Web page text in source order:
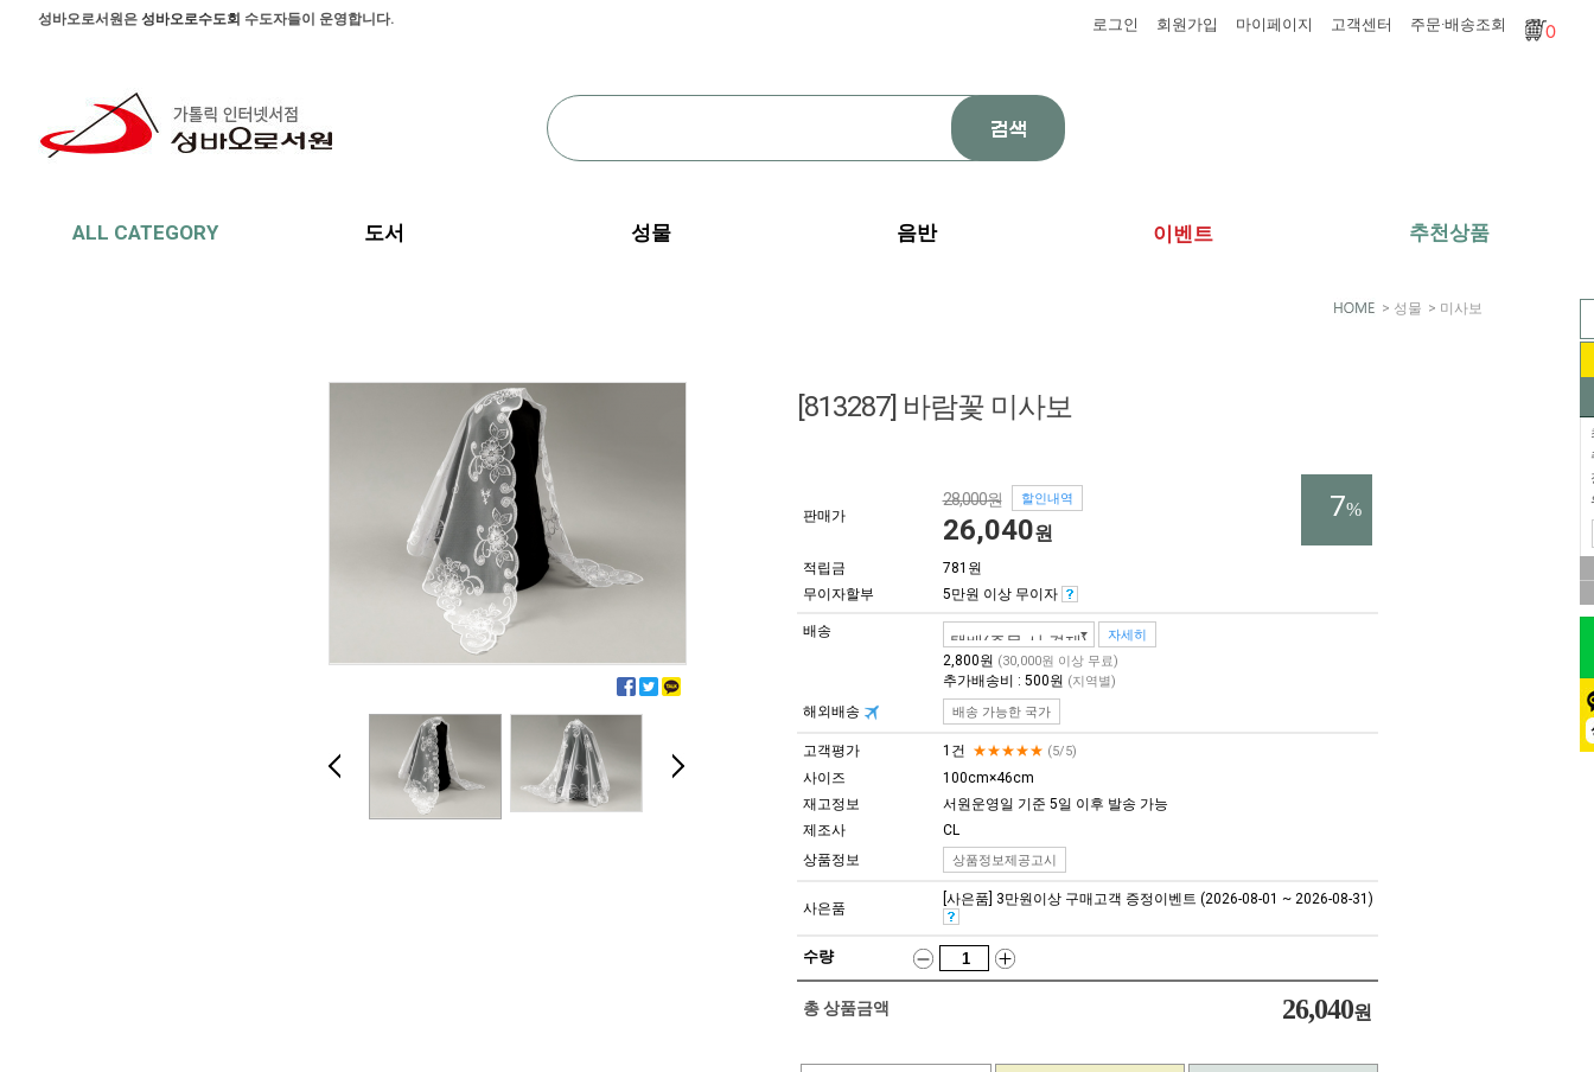
본문 바로가기
주메뉴 바로가기
사이드메뉴 바로가기
성바오로서원은 성바오로수도회 수도자들이 운영합니다. 로그인 회원가입 마이페이지 고객센터 주문·배송조회 0
ALL CATEGORY 도서 성물 음반 이벤트 추천상품
> 성물 > 미사보
[813287] 바람꽃 미사보
7%
판매가
28,000원 할인내역
26,040원
적립금
781원
무이자할부
5만원 이상 무이자
배송 자세히
2,800원 (30,000원 이상 무료)
추가배송비 : 500원 (지역별)
해외배송 배송 가능한 국가
고객평가 1건 ★★★★★ (5/5)
사이즈
100cm×46cm
재고정보
서원운영일 기준 5일 이후 발송 가능
제조사
CL
상품정보
상품정보제공고시
사은품
[사은품] 3만원이상 구매고객 증정이벤트 (2026-08-01 ~ 2026-08-31)
수량
총 상품금액 26,040원